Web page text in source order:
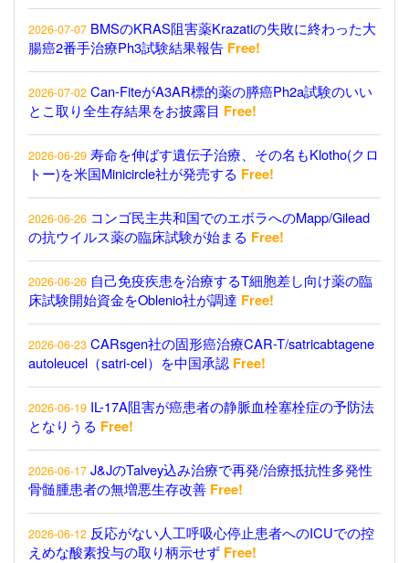
2026-07-07 BMSのKRAS阻害薬Krazatiの失敗に終わった大
腸癌2番手治療Ph3試験結果報告 Free!
2026-07-02 Can-FiteがA3AR標的薬の膵癌Ph2a試験のいい
とこ取り全生存結果をお披露目 Free!
2026-06-29 寿命を伸ばす遺伝子治療、その名もKlotho(クロ
トー)を米国Minicircle社が発売する Free!
2026-06-26 コンゴ民主共和国でのエボラへのMapp/Gilead
の抗ウイルス薬の臨床試験が始まる Free!
2026-06-26 自己免疫疾患を治療するT細胞差し向け薬の臨
床試験開始資金をOblenio社が調達 Free!
2026-06-23 CARsgen社の固形癌治療CAR-T/satricabtagene
autoleucel（satri-cel）を中国承認 Free!
2026-06-19 IL-17A阻害が癌患者の静脈血栓塞栓症の予防法
となりうる Free!
2026-06-17 J&JのTalvey込み治療で再発/治療抵抗性多発性
骨髄腫患者の無増悪生存改善 Free!
2026-06-12 反応がない人工呼吸心停止患者へのICUでの控
えめな酸素投与の取り柄示せず Free!